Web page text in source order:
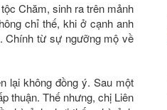
Chăm, sinh ra trên mảnh
chỉ thế, khi ở cạnh anh
Chính từ sự ngưỡng mộ về
lại không đồng ý. Sau một
thuận. Thế nhưng, chị Liên